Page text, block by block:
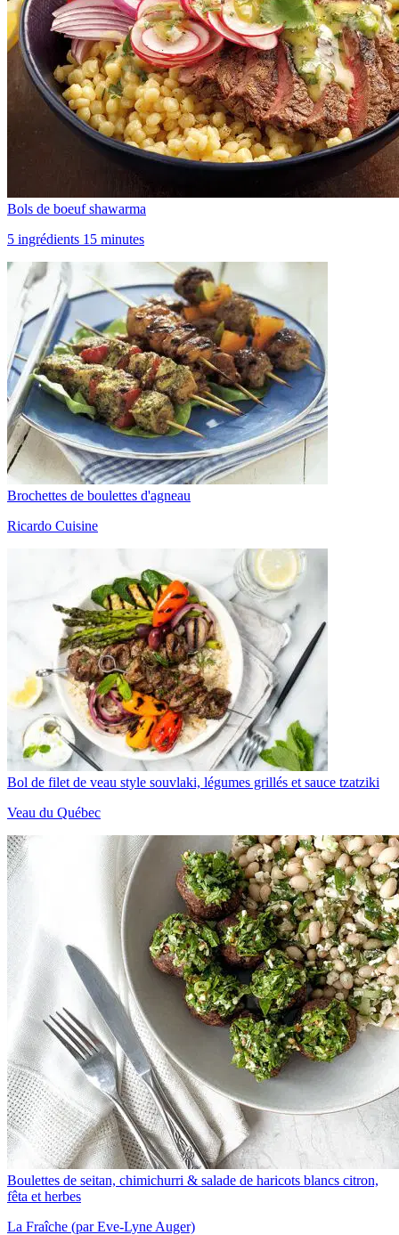
Bols de boeuf shawarma
5 ingrédients 15 minutes
Brochettes de boulettes d'agneau
Ricardo Cuisine
Bol de filet de veau style souvlaki, légumes grillés et sauce tzatziki
Veau du Québec
Boulettes de seitan, chimichurri & salade de haricots blancs citron,
fêta et herbes
La Fraîche (par Eve-Lyne Auger)